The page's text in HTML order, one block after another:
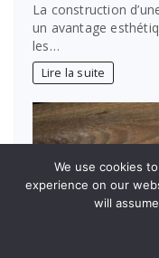
La construction
un avantage
les…
Lire la suite
We use cookies
experience on our
will